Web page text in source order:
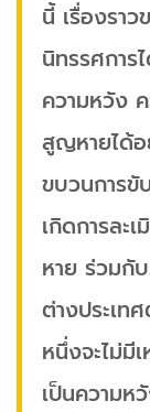
นี้ เรื่องรา
นิทรรศการ
ความหวัง
สูญหายได้อ
ขบวนการขั
เกิดการละ
หาย ร่วมกับ
ต่างประเท
หนึ่งจะไม่มี
เป็นความห